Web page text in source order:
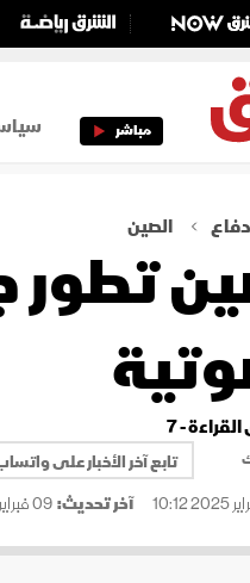
مباشر
دفاع الصين
تطور
- 7
تابع آخر الأخبار على
آخر تحديث:09 فبراير 2025 10:12